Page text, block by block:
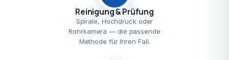
Reinigung & Prüfung
Spirale, Hochdruck oder
Rohrkamera — die passende
Methode für Ihren Fall.